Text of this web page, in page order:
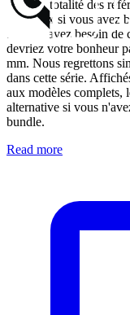
presque totalité des
Chromax si vous avez
Si vous avez besoin
devriez votre bonheur
mm. Nous regrettons
dans cette série.
aux modèles complets,
alternative si vous
bundle.
Read more